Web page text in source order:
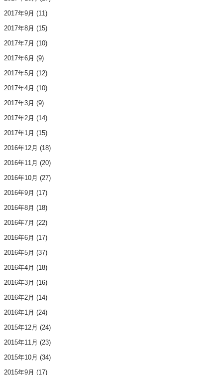
2017年9月 (11)
2017年8月 (15)
2017年7月 (10)
2017年6月 (9)
2017年5月 (12)
2017年4月 (10)
2017年3月 (9)
2017年2月 (14)
2017年1月 (15)
2016年12月 (18)
2016年11月 (20)
2016年10月 (27)
2016年9月 (17)
2016年8月 (18)
2016年7月 (22)
2016年6月 (17)
2016年5月 (37)
2016年4月 (18)
2016年3月 (16)
2016年2月 (14)
2016年1月 (24)
2015年12月 (24)
2015年11月 (23)
2015年10月 (34)
2015年9月 (17)